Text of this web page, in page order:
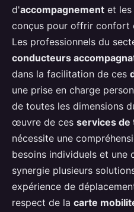
d'accompagnement et les
conçus pour offrir confort
Les professionnels du
conducteurs
dans la facilitation de ces
une prise en charge
de toutes les dimensions
œuvre de ces services de
nécessite une
besoins individuels et une
synergie plusieurs
expérience de
respect de la carte